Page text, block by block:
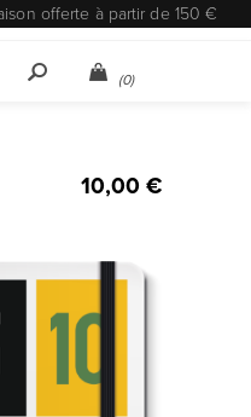
offerte à partir de 150 €
(0)
10,00 €